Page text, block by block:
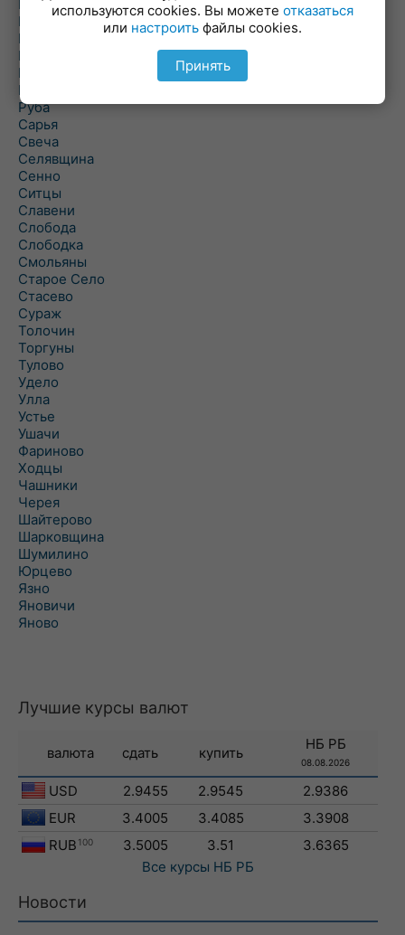
Погоща
Подсвилье
Полоцк
Поставы
Прозороки
Россоны
Руба
Сарья
Свеча
Селявщина
Сенно
Ситцы
Славени
Слобода
Слободка
Смольяны
Старое Село
Стасево
Сураж
Толочин
Торгуны
Тулово
Удело
Улла
Устье
Ушачи
Фариново
Ходцы
Чашники
Черея
Шайтерово
Шарковщина
Шумилино
Юрцево
Язно
Яновичи
Яново
Лучшие курсы валют
валюта сдать купить
НБ РБ
08.08.2026
USD 2.9455 2.9545
2.9386
EUR
3.4005 3.4085
3.3908
RUB 100 3.5005 3.51
3.6365
Все курсы НБ РБ
Новости
используются cookies. Вы можете отказаться
или настроить файлы cookies.
Принять